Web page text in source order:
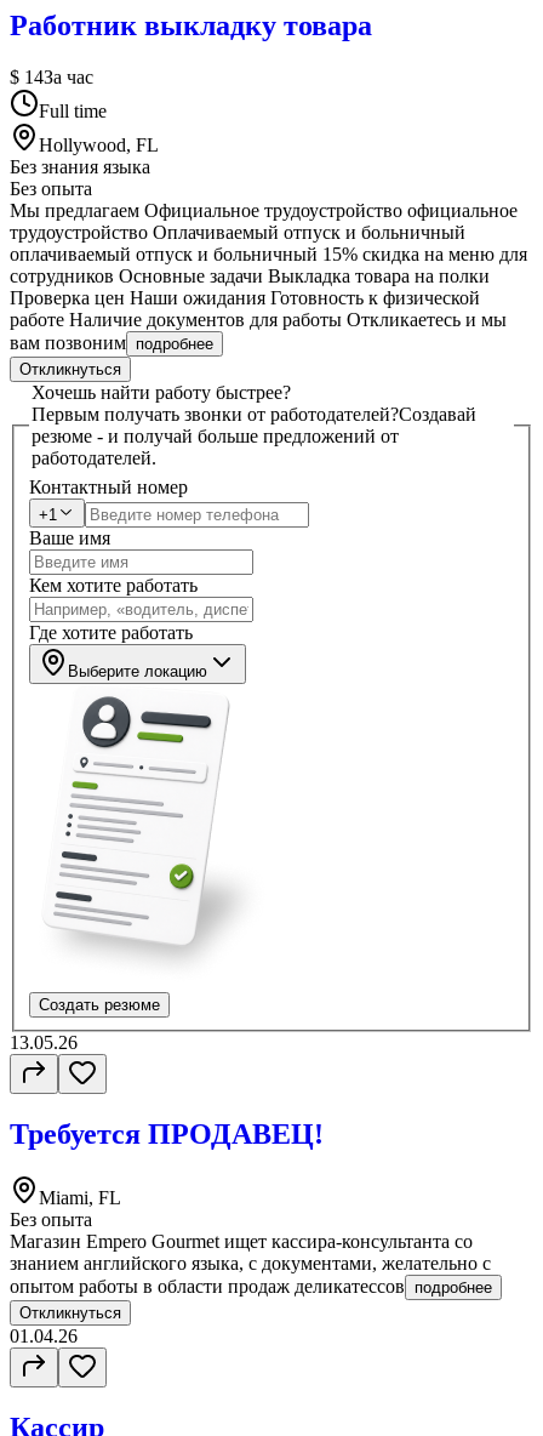
Работник выкладку товара
$ 14За час
Full time
Hollywood, FL
Без знания языка
Без опыта
Мы предлагаем Официальное трудоустройство официальное
трудоустройство Оплачиваемый отпуск и больничный
оплачиваемый отпуск и больничный 15% скидка на меню для
сотрудников Основные задачи Выкладка товара на полки
Проверка цен Наши ожидания Готовность к физической
работе Наличие документов для работы Откликаетесь и мы
вам позвоним подробнее
Откликнуться
Хочешь найти работу быстрее?
Первым получать звонки от работодателей?Создавай
резюме - и получай больше предложений от
работодателей.
Контактный номер
+1
Ваше имя
Кем хотите работать
Где хотите работать
Выберите локацию
Создать резюме
13.05.26
Требуется ПРОДАВЕЦ!
Miami, FL
Без опыта
Магазин Empero Gourmet ищет кассира-консультанта со
знанием английского языка, с документами, желательно с
опытом работы в области продаж деликатессов
подробнее
Откликнуться
01.04.26
Кассир